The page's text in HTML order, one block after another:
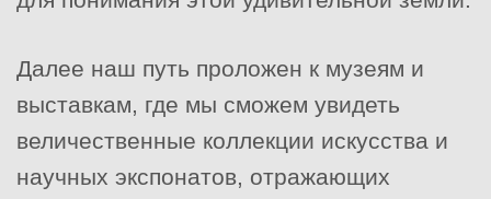
Далее наш путь проложен к музеям и
выставкам, где мы сможем увидеть
величественные коллекции искусства и
научных экспонатов, отражающих